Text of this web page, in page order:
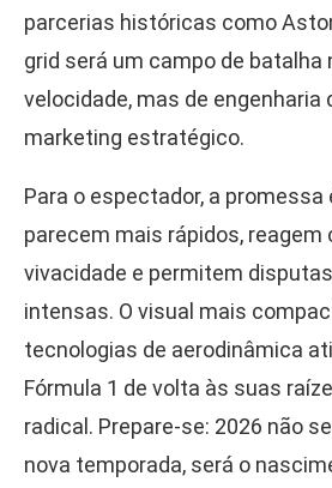
parcerias históricas como
grid será um campo de batalha
velocidade, mas de engenharia
marketing estratégico.
Para o espectador, a promessa
parecem mais rápidos, reagem
vivacidade e permitem
intensas. O visual mais
tecnologias de aerodinâmica
Fórmula 1 de volta às suas
radical. Prepare-se: 2026 não
nova temporada, será o